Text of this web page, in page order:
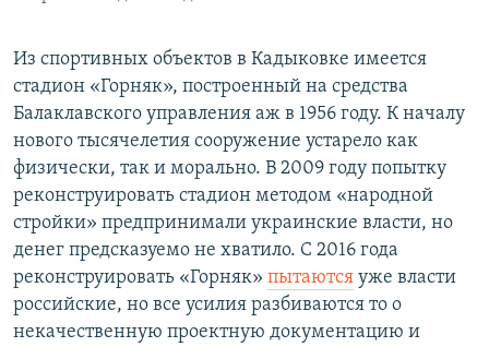
Из спортивных объектов в Кадыковке имеется
стадион «Горняк», построенный на средства
Балаклавского управления аж в 1956 году. К началу
нового тысячелетия сооружение устарело как
физически, так и морально. В 2009 году попытку
реконструировать стадион методом «народной
стройки» предпринимали украинские власти, но
денег предсказуемо не хватило. С 2016 года
реконструировать «Горняк» пытаются уже власти
российские, но все усилия разбиваются то о
некачественную проектную документацию и